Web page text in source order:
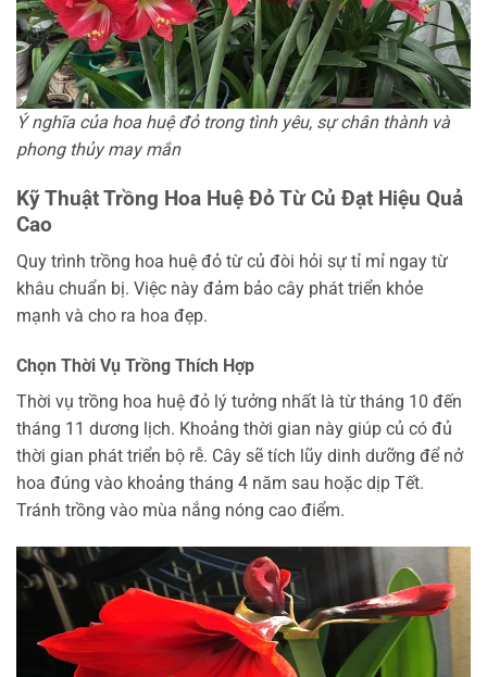
Ý nghĩa của hoa huệ đỏ trong tình yêu, sự chân thành và
phong thủy may mắn
Kỹ Thuật Trồng Hoa Huệ Đỏ Từ Củ Đạt Hiệu Quả
Cao
Quy trình trồng hoa huệ đỏ từ củ đòi hỏi sự tỉ mỉ ngay từ
khâu chuẩn bị. Việc này đảm bảo cây phát triển khỏe
mạnh và cho ra hoa đẹp.
Chọn Thời Vụ Trồng Thích Hợp
Thời vụ trồng hoa huệ đỏ lý tưởng nhất là từ tháng 10 đến
tháng 11 dương lịch. Khoảng thời gian này giúp củ có đủ
thời gian phát triển bộ rễ. Cây sẽ tích lũy dinh dưỡng để nở
hoa đúng vào khoảng tháng 4 năm sau hoặc dịp Tết.
Tránh trồng vào mùa nắng nóng cao điểm.